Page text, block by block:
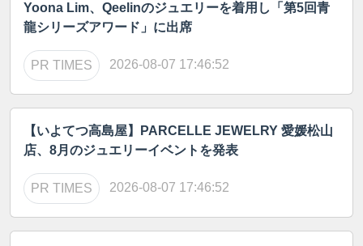
Yoona Lim、Qeelinのジュエリーを着用し「第5回青
龍シリーズアワード」に出席
PR TIMES 2026-08-07 17:46:52
【いよてつ高島屋】PARCELLE JEWELRY 愛媛松山
店、8月のジュエリーイベントを発表
PR TIMES 2026-08-07 17:46:52